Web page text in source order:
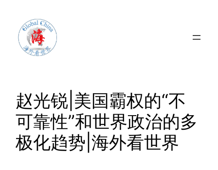
content
赵光锐|美国霸权的“不
可靠性”和世界政治的多
极化趋势|海外看世界